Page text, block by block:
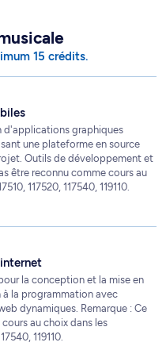
15 crédits.
d'applications graphiques
une plateforme en source
Outils de développement et
être reconnu comme cours au
117520, 117540, 119110.
la conception et la mise en
la programmation avec
dynamiques. Remarque : Ce
au choix dans les
119110.